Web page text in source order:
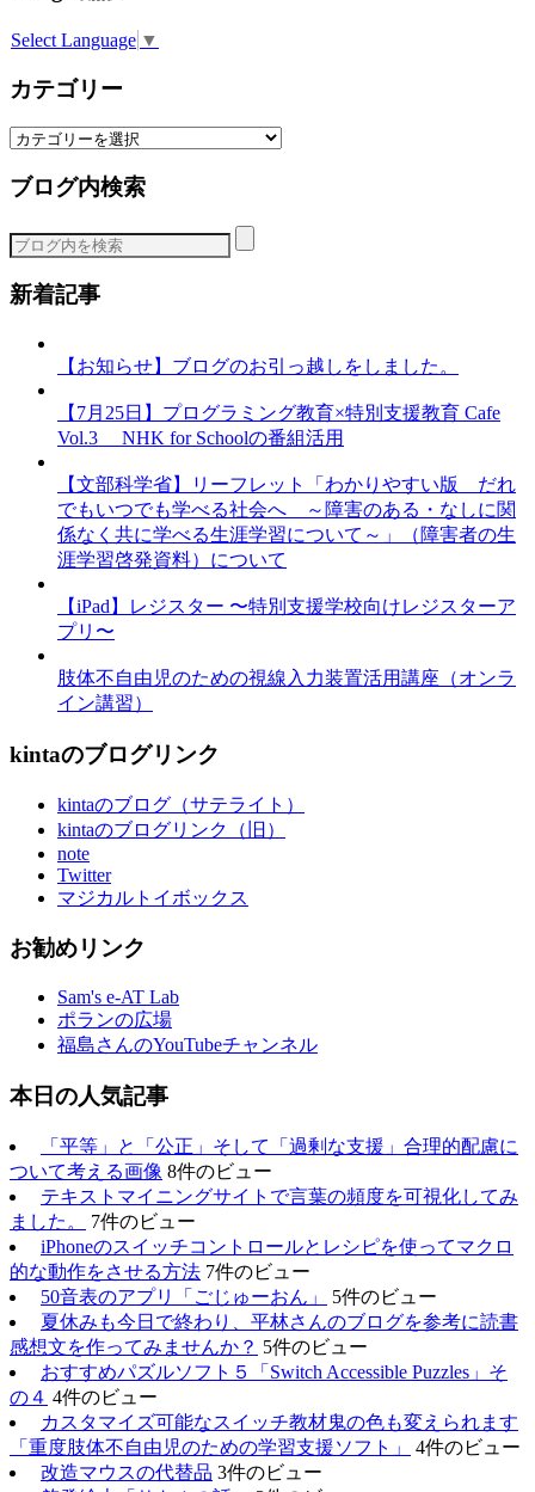
Select Language ▼
カテゴリー
カ
ゴ
ー
ブログ内検索
新着記事
【お知らせ】ブログのお引っ越しをしました。
【7月25日】プログラミング教育×特別支援教育 Cafe
Vol.3 NHK for Schoolの番組活用
【文部科学省】リーフレット「わかりやすい版 だれ
でもいつでも学べる社会へ ～障害のある・なしに関
係なく共に学べる生涯学習について～」（障害者の生
涯学習啓発資料）について
【iPad】レジスター 〜特別支援学校向けレジスターア
プリ〜
肢体不自由児のための視線入力装置活用講座（オンラ
イン講習）
kintaのブログリンク
kintaのブログ（サテライト）
kintaのブログリンク（旧）
note
Twitter
マジカルトイボックス
お勧めリンク
Sam's e-AT Lab
ポランの広場
福島さんのYouTubeチャンネル
本日の人気記事
「平等」と「公正」そして「過剰な支援」合理的配慮に
ついて考える画像 8件のビュー
テキストマイニングサイトで言葉の頻度を可視化してみ
ました。
7件のビュー
iPhoneのスイッチコントロールとレシピを使ってマクロ
的な動作をさせる方法 7件のビュー
50音表のアプリ「ごじゅーおん」
5件のビュー
夏休みも今日で終わり、平林さんのブログを参考に読書
感想文を作ってみませんか？ 5件のビュー
おすすめパズルソフト５「Switch Accessible Puzzles」そ
の４ 4件のビュー
カスタマイズ可能なスイッチ教材鬼の色も変えられます
「重度肢体不自由児のための学習支援ソフト」
4件のビュー
改造マウスの代替品 3件のビュー